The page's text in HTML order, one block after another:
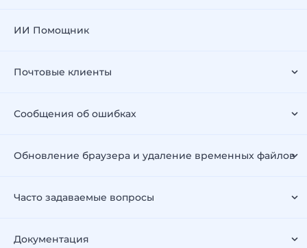
ИИ Помощник
Почтовые клиенты
Сообщения об ошибках
Обновление браузера и удаление временных файлов
Часто задаваемые вопросы
Документация